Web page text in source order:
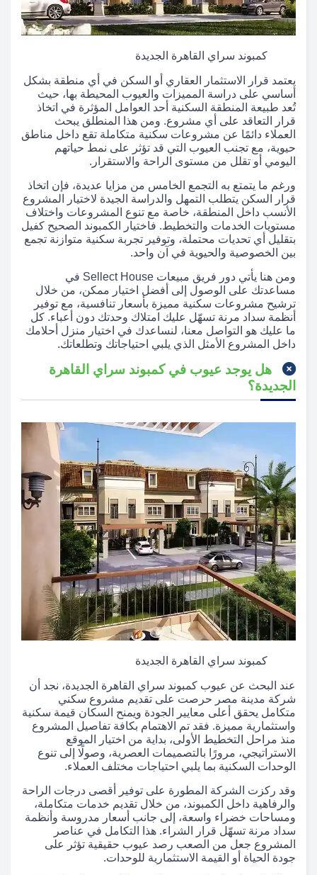
كمبوند سراي القاهرة الجديدة
يعتمد قرار الاستثمار العقاري أو السكن في أي منطقة بشكل
أساسي على دراسة المميزات والعيوب المحيطة بها، حيث
تُعد طبيعة المنطقة السكنية أحد العوامل المؤثرة في اتخاذ
قرار التعاقد على أي مشروع. ومن هذا المنطلق يبحث
العملاء دائمًا عن مشروعات سكنية متكاملة تقع داخل مناطق
حيوية، مع تجنب العيوب التي قد تؤثر على نمط حياتهم
اليومي أو تقلل من مستوى الراحة والاستقرار.
ورغم ما يتمتع به التجمع الخامس من مزايا عديدة، فإن اتخاذ
قرار السكن يتطلب التمهل والدراسة الجيدة لاختيار المشروع
الأنسب داخل المنطقة، خاصة مع تنوع المشروعات واختلاف
مستويات الخدمات والتخطيط. فاختيار الكمبوند الصحيح كفيل
بتقليل أي تحديات محتملة، وتوفير تجربة سكنية متوازنة تجمع
بين الخصوصية والحيوية في آن واحد.
ومن هنا يأتي دور فريق مبيعات Sellect House في
مساعدتك على الوصول إلى أفضل اختيار ممكن، من خلال
ترشيح مشروعات سكنية مميزة بأسعار تنافسية، مع توفير
أنظمة سداد مرنة تسهّل عليك امتلاك وحدتك دون أعباء. كل
ما عليك هو التواصل معنا، لنساعدك في اختيار منزل أحلامك
داخل المشروع الأمثل الذي يلبي احتياجاتك وتطلعاتك.
هل يوجد عيوب في كمبوند سراي القاهرة
الجديدة؟
كمبوند سراي القاهرة الجديدة
عند البحث عن عيوب كمبوند سراي القاهرة الجديدة، نجد أن
شركة مدينة مصر حرصت على تقديم مشروع سكني
متكامل يحقق أعلى معايير الجودة ويمنح السكان قيمة سكنية
واستثمارية مميزة. فقد تم الاهتمام بكافة تفاصيل المشروع
منذ مراحل التخطيط الأولى، بداية من اختيار الموقع
الاستراتيجي، مرورًا بالتصميمات العصرية، وصولًا إلى تنوع
الوحدات السكنية بما يلبي احتياجات مختلف العملاء.
وقد ركزت الشركة المطورة على توفير أقصى درجات الراحة
والرفاهية داخل الكمبوند، من خلال تقديم خدمات متكاملة،
ومساحات خضراء واسعة، إلى جانب أسعار مدروسة وأنظمة
سداد مرنة تسهّل قرار الشراء. هذا التكامل في عناصر
المشروع جعل من الصعب رصد عيوب حقيقية تؤثر على
جودة الحياة أو القيمة الاستثمارية للوحدات.